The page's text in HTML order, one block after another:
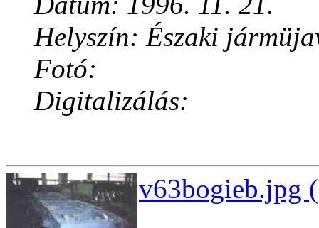
Helyszín: Északi
Fotó:
Digitalizálás:
v63bogieb.jpg